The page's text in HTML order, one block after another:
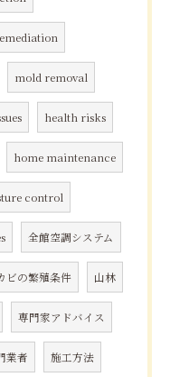
mold removal
health risks
home maintenance
control
全館空調システム
ビの繁殖条件 山林
専門家アドバイス
業者 施工方法